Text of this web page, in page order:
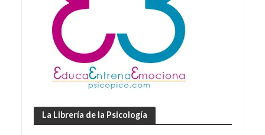
La Librería de la Psicología